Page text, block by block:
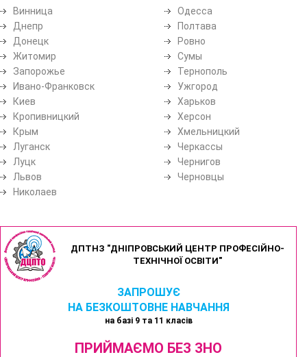
Винница
Днепр
Донецк
Житомир
Запорожье
Ивано-Франковск
Киев
Кропивницкий
Крым
Луганск
Луцк
Львов
Николаев
Одесса
Полтава
Ровно
Сумы
Тернополь
Ужгород
Харьков
Херсон
Хмельницкий
Черкассы
Чернигов
Черновцы
ДПТНЗ "ДНІПРОВСЬКИЙ ЦЕНТР ПРОФЕСІЙНО-
ТЕХНІЧНОЇ ОСВІТИ"
ЗАПРОШУЄ
НА БЕЗКОШТОВНЕ НАВЧАННЯ
на базі 9 та 11 класів
ПРИЙМАЄМО БЕЗ ЗНО